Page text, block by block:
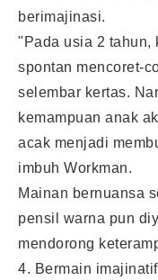
berimajinasi.
"Pada usia 2 tahun,
spontan mencoret-
selembar kertas.
kemampuan anak
acak menjadi
imbuh Workman.
Mainan bernuansa
pensil warna pun
mendorong
4. Bermain imajinatif